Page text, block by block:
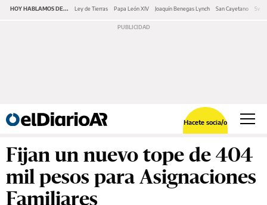
HOY HABLAMOS DE... Ley de Tierras Papa León XIV Joaquín Benegas Lynch San Cayetano
Hacete socia/o
Fijan un nuevo tope de 404
mil pesos para Asignaciones
Familiares